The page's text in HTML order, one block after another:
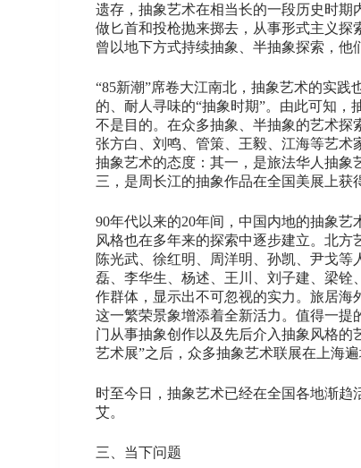
遗存，抽象艺术在相当长的一段历史时期
做匕首和投枪抛来掷去，从事形式主义探
曾以地下方式持续抽象、半抽象探索，他
“85新潮”席卷大江南北，抽象艺术的实
的、耐人寻味的“抽象时期”。由此可知
不是目的。在众多抽象、半抽象的艺术探
张方白、刘鸣、管策、王毅、江海等艺术
抽象艺术的态度：其一，是旅法华人抽
三，是周长江的抽象作品在全国美展上获
90年代以来的20年间，中国内地的抽象
风格也在多年来的探索中逐步建立。北方
陈光武、徐红明、周洋明、孙凯、尹戈
磊、李华生、杨述、王川、刘子建、梁
作群体，显示出不可忽视的实力。旅居
这一繁荣景象增添着全新活力。值得一提
门从事抽象创作以及先后介入抽象风格
艺术展”之后，众多抽象艺术联展在上海
时至今日，抽象艺术已经在全国各地渐
艾。
三、当下问题